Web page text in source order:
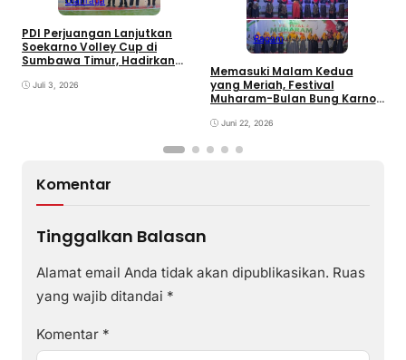
PDI Perjuangan Lanjutkan
Soekarno Volley Cup di
Sumbawa Timur, Hadirkan
Rakyat
Juli 3, 2026
Ragam
Memasuki Malam Kedua
yang Meriah, Festival
Muharam-Bulan Bung Karno
Pemajuan Kebudayaan
Juni 22, 2026
Komentar
Tinggalkan Balasan
Alamat email Anda tidak akan dipublikasikan. Ruas
yang wajib ditandai *
Komentar *